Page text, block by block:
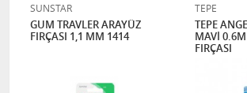
SUNSTAR
GUM TRAVLER ARAYÜZ
FIRÇASI 1,1 MM 1414
TEPE
TEPE
MAVİ
FIRÇASI